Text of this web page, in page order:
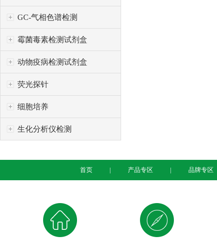
GC-气相色谱检测
霉菌毒素检测试剂盒
动物疫病检测试剂盒
荧光探针
细胞培养
生化分析仪检测
首页 产品专区 品牌专区